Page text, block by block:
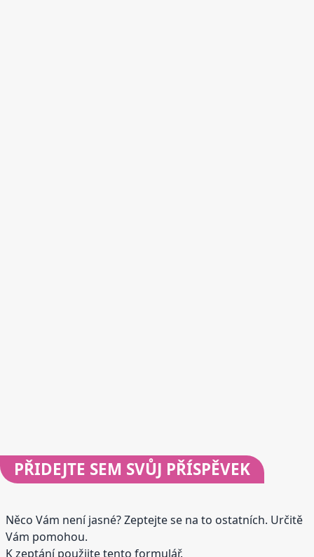
PŘIDEJTE SEM SVŮJ PŘÍSPĚVEK
Něco Vám není jasné? Zeptejte se na to ostatních. Určitě
Vám pomohou.
K zeptání použijte tento formulář.